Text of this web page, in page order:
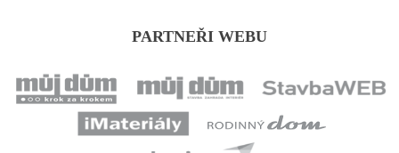
PARTNEŘI WEBU